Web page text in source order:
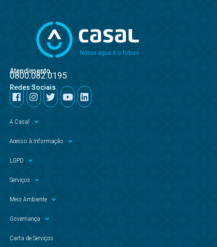
Atendimento
0800.082.0195
Redes Sociais
A Casal
Acesso à Informação
LGPD
Serviços
Meio Ambiente
Governança
Carta de Serviços